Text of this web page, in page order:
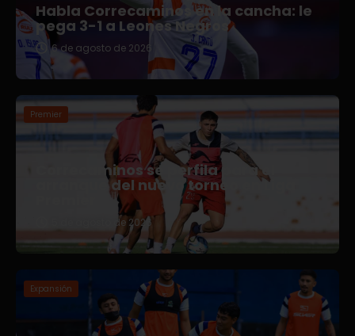
Habla Correcaminos en la cancha: le
pega 3-1 a Leones Negros
6 de agosto de 2026
Premier
Correcaminos se perfila para el
arranque del nuevo torneo en Liga
5 de agosto de 2026
Expansión